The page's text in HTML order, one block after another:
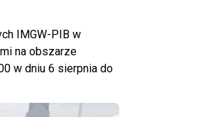
IMGW-PIB w
na obszarze
w dniu 6 sierpnia do